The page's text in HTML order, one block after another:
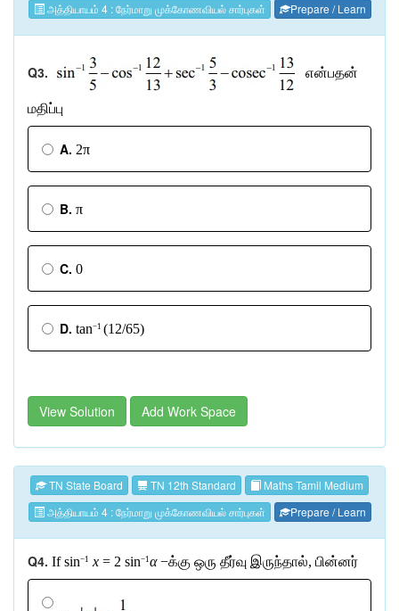
அத்தியாயம் 4 : நேர்மாறு முக்கோணவியல் சார்புகள்
Prepare / Learn
Q3. என்பதன்
மதிப்பு
A. 2π
B. π
C. 0
D. tan−1 (12/65)
View Solution Add Work Space
TN State Board TN 12th Standard
Maths Tamil Medium
அத்தியாயம் 4 : நேர்மாறு முக்கோணவியல் சார்புகள்
Prepare / Learn
Q4. If sin−1 x = 2 sin−1 α−க்கு ஒரு தீர்வு இருந்தால், பின்னர்